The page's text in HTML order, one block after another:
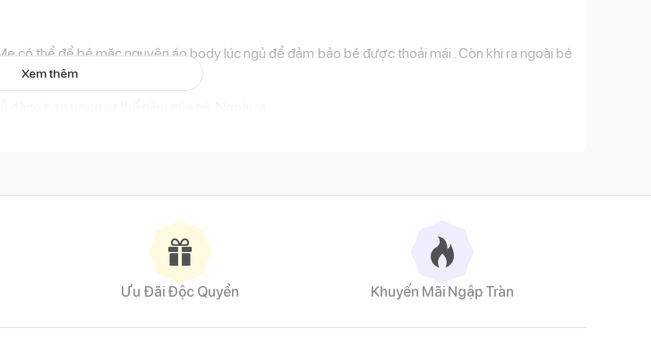
có thể để bé mặc nguyên áo body lúc ngủ để đảm bảo bé được thoải mái . Còn khi ra ngoài bé
trường như bụi bẩn, côn trùng,..
Xem thêm
Ưu Đãi Độc Quyền Khuyến Mãi Ngập Tràn